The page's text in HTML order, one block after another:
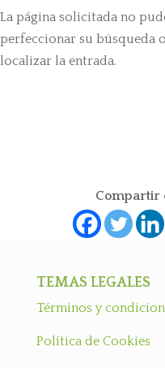
La página solicitada no
perfeccionar su búsqueda
localizar la entrada.
Compartir
TEMAS LEGALES
Términos y
Política de Cookies